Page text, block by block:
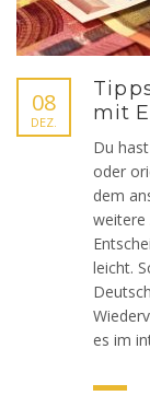
08
DEZ.
mit
Du
oder
dem
weitere
leicht.
es im